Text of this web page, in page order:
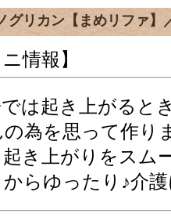
グリカン【まめリファ】
情報】
は起き上がる
為を思って作り
き上がりをスム
らゆったり♪介